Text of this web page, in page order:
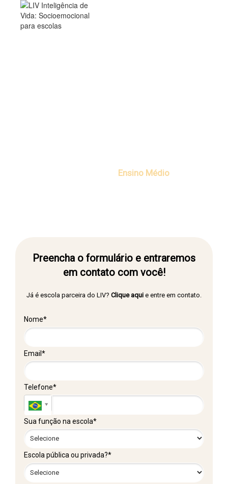
Ensino Médio
Preencha o formulário e entraremos
em contato com você!
Já é escola parceira do LIV? Clique aqui e entre em contato.
Nome*
Email*
Telefone*
Sua função na escola*
Escola pública ou privada?*